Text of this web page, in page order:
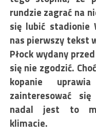
rundzie zagrać na
się lubić stadionie
nas pierwszy tekst
Płock wydany
się nie zgodzić.
kopanie
zainteresować
nadal jest to
klimacie.